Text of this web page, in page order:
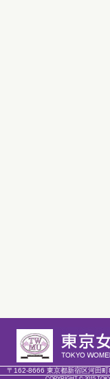
〒162-8666 東京都新宿区河田